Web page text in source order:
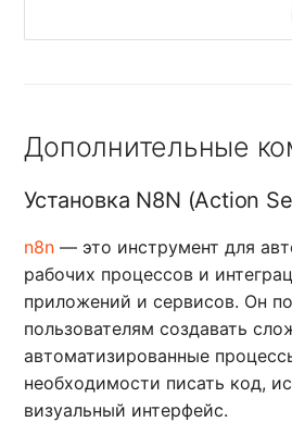
Дополнительные
Установка N8N (Action
n8n — это инструмент для
рабочих процессов и
приложений и сервисов. Он
пользователям создавать
автоматизированные
необходимости писать код,
визуальный интерфейс.